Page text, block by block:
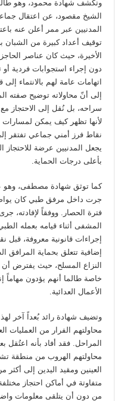
وتكشف شهادة محمود، وهو
الشيخ مقصود، عن اعتقال
المدنيين عبر ممر أعلن عنه
توقيف أعداد كبيرة من الشبان
الأخيرة، حيث كان عناصر
دون إجراء استجوابات فردية أو
اتهامات عامة لهم بالانتماء
إلى أنّ محاولاته توضيح صفته
سراحه، بل نُقل إلى الاحتجاز
لأنها تظهر كيف يمكن لمسارات
نقاط فرز أمني جماعي تفتقر إلى
يجعل المدنيين عرضة
بأعلى درجات الحماية.
كما توثق شهادة مصطفى، وهو
جرت داخل مرفق طبي كان
فترة الحصار. ووفقاً لإفادته،
المشفى أثناء قيامه بعمله
إجراءات قانونية معروفة، قبل
إضافية تتعلق بحماية المرافق
النزاع المسلح، حيث يفترض
خاصة طالما أنهم يؤدون مهاماً
الأعمال العدائية.
وتضيف شهادة رائد بُعداً آخر
محاولتهم الفرار من العمليات
المراحل. فقد أفاد بأنه اعتُقل
محاولتهم الهروب من منطقة
العينين ومقيد اليدين إلى
متفاوتة في أماكن احتجاز
من دون أن يتلقى معلومات